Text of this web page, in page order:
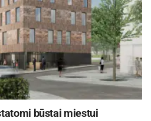
būstai miestui